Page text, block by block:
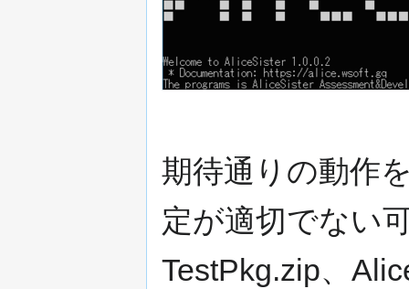
期待通りの動作
定が適切でない
TestPkg.zip、